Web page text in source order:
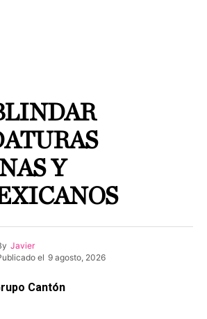
Y
Javier
el 9 agosto, 2026
Cantón